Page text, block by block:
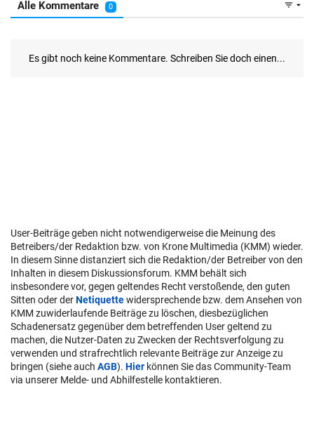
User-Beiträge geben nicht notwendigerweise die Meinung des
Betreibers/der Redaktion bzw. von Krone Multimedia (KMM) wieder.
In diesem Sinne distanziert sich die Redaktion/der Betreiber von den
Inhalten in diesem Diskussionsforum. KMM behält sich
insbesondere vor, gegen geltendes Recht verstoßende, den guten
Sitten oder derNetiquettewidersprechende bzw. dem Ansehen von
KMM zuwiderlaufende Beiträge zu löschen, diesbezüglichen
Schadenersatz gegenüber dem betreffenden User geltend zu
machen, die Nutzer-Daten zu Zwecken der Rechtsverfolgung zu
verwenden und strafrechtlich relevante Beiträge zur Anzeige zu
bringen (siehe auch AGB). Hier können Sie das Community-Team
via unserer Melde- und Abhilfestelle kontaktieren.